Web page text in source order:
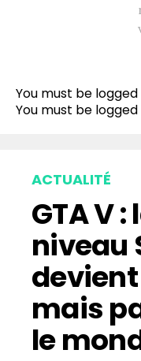
You must be
You must be logged
ACTUALITÉ
GTA V
niveau
mais
le